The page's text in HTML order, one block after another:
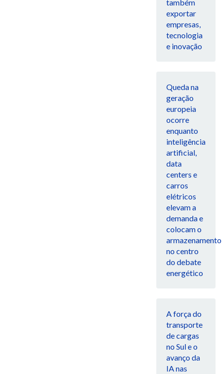
também
exportar
empresas,
tecnologia
e inovação
Queda na
geração
europeia
ocorre
enquanto
inteligência
artificial,
data
centers e
carros
elétricos
elevam a
demanda e
colocam o
armazenamento
no centro
do debate
energético
A força do
transporte
de cargas
no Sul e o
avanço da
IA nas